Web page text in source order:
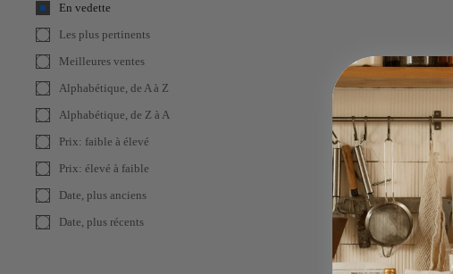
En vedette
Les plus pertinents
Meilleures ventes
Alphabétique, de A à Z
Alphabétique, de Z à A
Prix: faible à élevé
Prix: élevé à faible
Date, plus anciens
Date, plus récents